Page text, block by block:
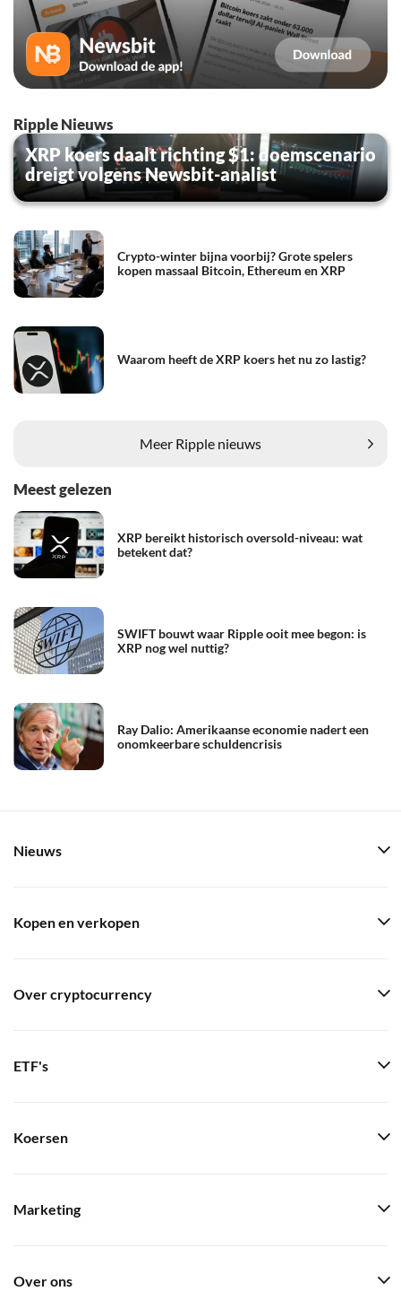
Ripple Nieuws
XRP koers daalt richting $1: doemscenario
dreigt volgens Newsbit-analist
Crypto-winter bijna voorbij? Grote spelers
kopen massaal Bitcoin, Ethereum en XRP
Waarom heeft de XRP koers het nu zo lastig?
Meer Ripple nieuws
Meest gelezen
XRP bereikt historisch oversold-niveau: wat
betekent dat?
SWIFT bouwt waar Ripple ooit mee begon: is
XRP nog wel nuttig?
Ray Dalio: Amerikaanse economie nadert een
onomkeerbare schuldencrisis
Nieuws
Kopen en verkopen
Over cryptocurrency
ETF's
Koersen
Marketing
Over ons